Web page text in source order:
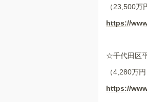
（23,500万
https://
☆千代田区
（4,280万
https://